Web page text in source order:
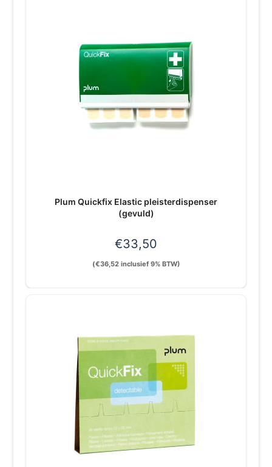
Plum Quickfix Elastic pleisterdispenser
(gevuld)
€33,50
(€36,52inclusief 9% BTW)